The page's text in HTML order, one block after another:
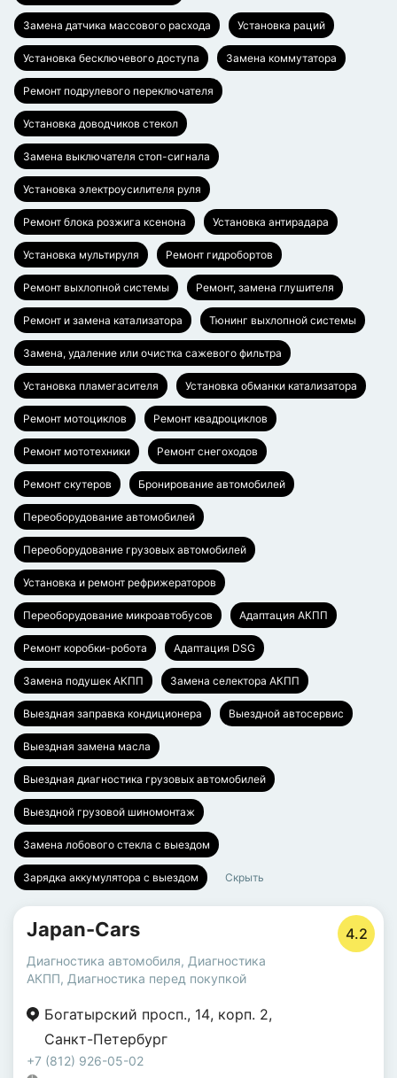
Замена датчика массового расхода Установка раций
Установка бесключевого доступа Замена коммутатора
Ремонт подрулевого переключателя
Установка доводчиков стекол
Замена выключателя стоп-сигнала
Установка электроусилителя руля
Ремонт блока розжига ксенона Установка антирадара
Установка мультируля Ремонт гидробортов
Ремонт выхлопной системы Ремонт, замена глушителя
Ремонт и замена катализатора Тюнинг выхлопной системы
Замена, удаление или очистка сажевого фильтра
Установка пламегасителя Установка обманки катализатора
Ремонт мотоциклов Ремонт квадроциклов
Ремонт мототехники Ремонт снегоходов
Ремонт скутеров Бронирование автомобилей
Переоборудование автомобилей
Переоборудование грузовых автомобилей
Установка и ремонт рефрижераторов
Переоборудование микроавтобусов Адаптация АКПП
Ремонт коробки-робота Адаптация DSG
Замена подушек АКПП Замена селектора АКПП
Выездная заправка кондиционера Выездной автосервис
Выездная замена масла
Выездная диагностика грузовых автомобилей
Выездной грузовой шиномонтаж
Замена лобового стекла с выездом
Зарядка аккумулятора с выездом Скрыть
Japan-Cars 4.2
Диагностика автомобиля, Диагностика
АКПП, Диагностика перед покупкой
Богатырский просп., 14, корп. 2,
Санкт-Петербург
+7 (812) 926-05-02